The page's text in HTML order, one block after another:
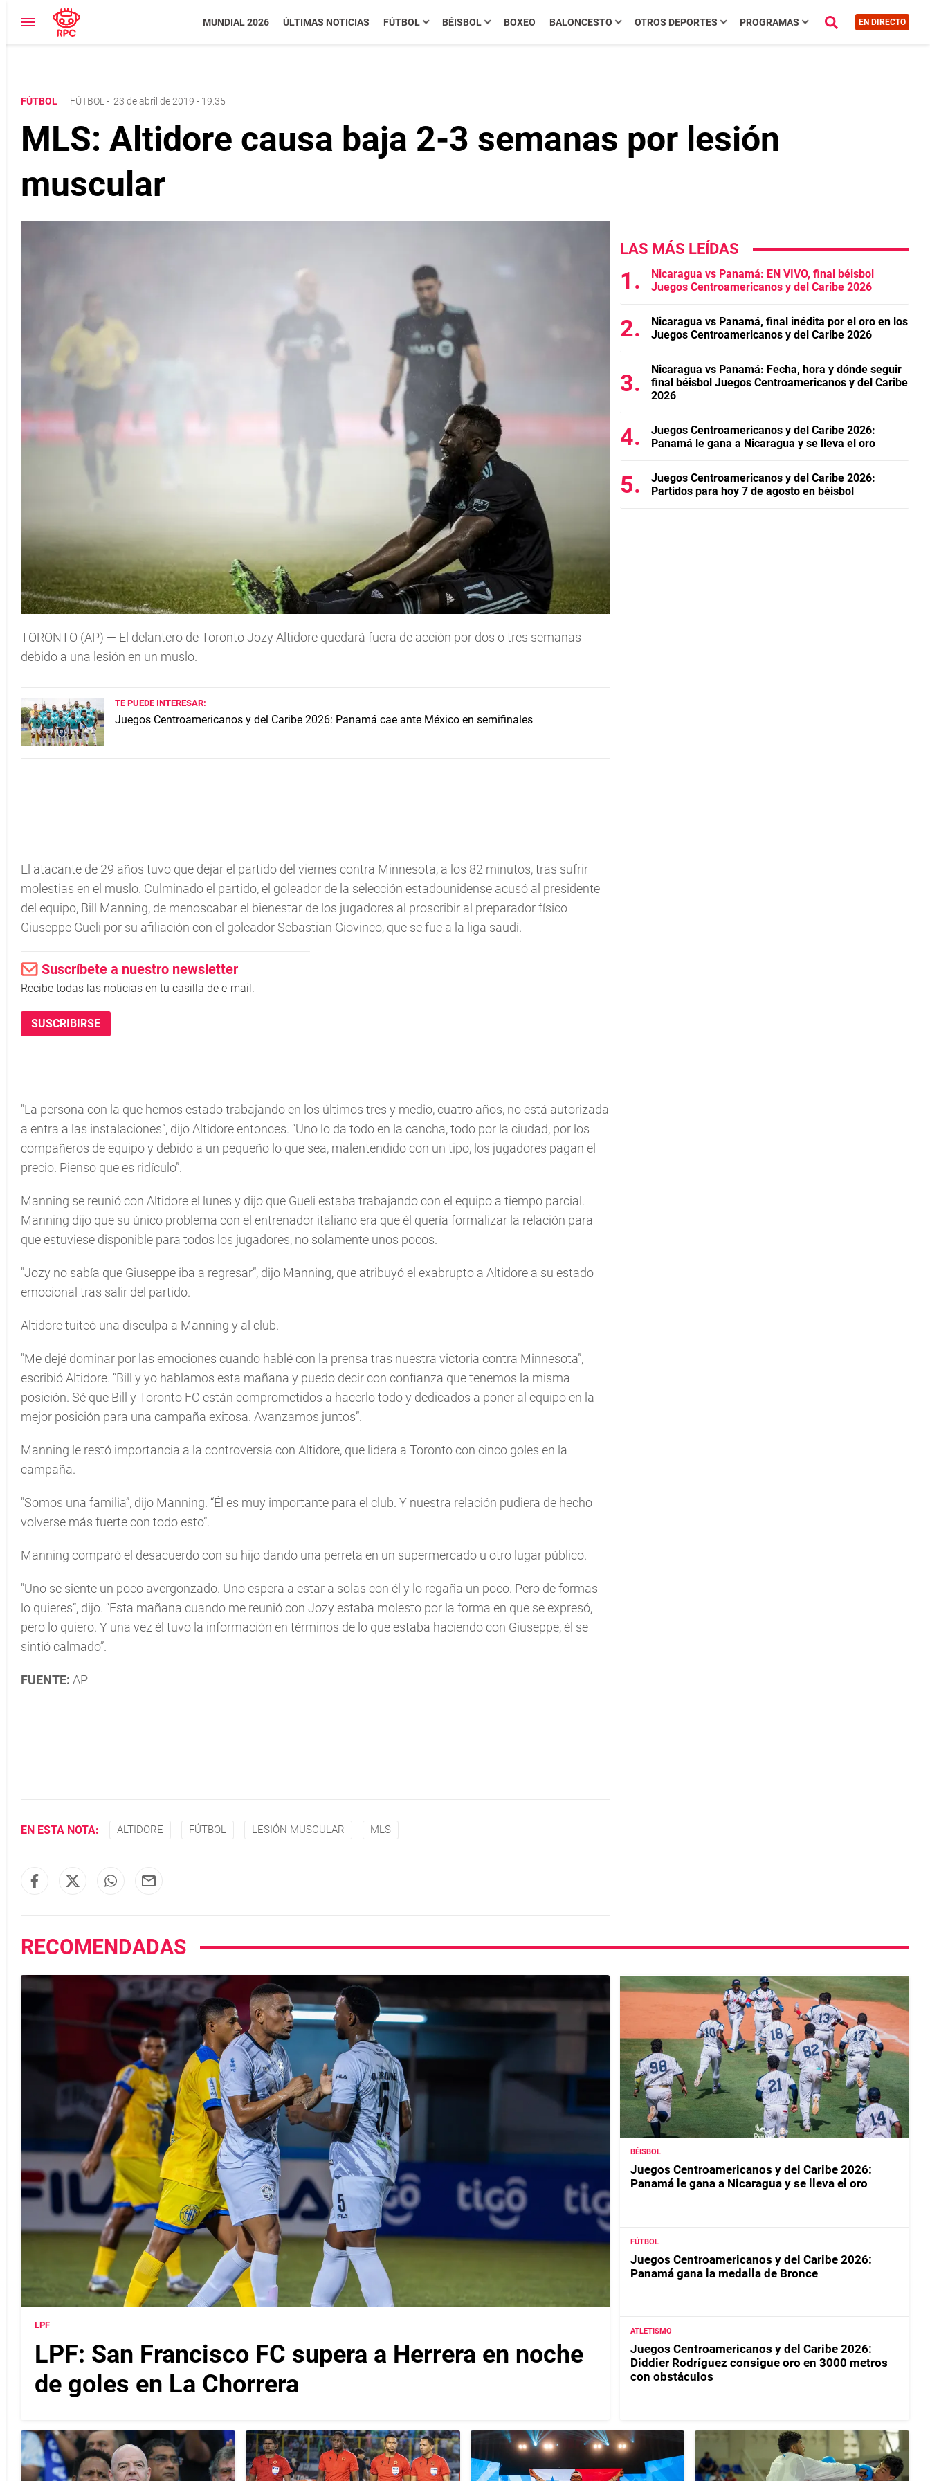
MUNDIAL 2026 ÚLTIMAS NOTICIAS FÚTBOL BÉISBOL BOXEO BALONCESTO OTROS DEPORTES PROGRAMAS EN DIRECTO
FÚTBOL FÚTBOL - 23 de abril de 2019 - 19:35
MLS: Altidore causa baja 2-3 semanas por lesión
muscular
TORONTO (AP) — El delantero de Toronto Jozy Altidore quedará fuera de acción por dos o tres semanas
debido a una lesión en un muslo.
TE PUEDE INTERESAR:
Juegos Centroamericanos y del Caribe 2026: Panamá cae ante México en semifinales
El atacante de 29 años tuvo que dejar el partido del viernes contra Minnesota, a los 82 minutos, tras sufrir
molestias en el muslo. Culminado el partido, el goleador de la selección estadounidense acusó al presidente
del equipo, Bill Manning, de menoscabar el bienestar de los jugadores al proscribir al preparador físico
Giuseppe Gueli por su afiliación con el goleador Sebastian Giovinco, que se fue a la liga saudí.
Suscríbete a nuestro newsletter
Recibe todas las noticias en tu casilla de e-mail.
SUSCRIBIRSE
"La persona con la que hemos estado trabajando en los últimos tres y medio, cuatro años, no está autorizada
a entra a las instalaciones”, dijo Altidore entonces. “Uno lo da todo en la cancha, todo por la ciudad, por los
compañeros de equipo y debido a un pequeño lo que sea, malentendido con un tipo, los jugadores pagan el
precio. Pienso que es ridículo”.
Manning se reunió con Altidore el lunes y dijo que Gueli estaba trabajando con el equipo a tiempo parcial.
Manning dijo que su único problema con el entrenador italiano era que él quería formalizar la relación para
que estuviese disponible para todos los jugadores, no solamente unos pocos.
"Jozy no sabía que Giuseppe iba a regresar”, dijo Manning, que atribuyó el exabrupto a Altidore a su estado
emocional tras salir del partido.
Altidore tuiteó una disculpa a Manning y al club.
"Me dejé dominar por las emociones cuando hablé con la prensa tras nuestra victoria contra Minnesota”,
escribió Altidore. “Bill y yo hablamos esta mañana y puedo decir con confianza que tenemos la misma
posición. Sé que Bill y Toronto FC están comprometidos a hacerlo todo y dedicados a poner al equipo en la
mejor posición para una campaña exitosa. Avanzamos juntos”.
Manning le restó importancia a la controversia con Altidore, que lidera a Toronto con cinco goles en la
campaña.
"Somos una familia”, dijo Manning. “Él es muy importante para el club. Y nuestra relación pudiera de hecho
volverse más fuerte con todo esto”.
Manning comparó el desacuerdo con su hijo dando una perreta en un supermercado u otro lugar público.
"Uno se siente un poco avergonzado. Uno espera a estar a solas con él y lo regaña un poco. Pero de formas
lo quieres”, dijo. “Esta mañana cuando me reunió con Jozy estaba molesto por la forma en que se expresó,
pero lo quiero. Y una vez él tuvo la información en términos de lo que estaba haciendo con Giuseppe, él se
sintió calmado”.
FUENTE: AP
EN ESTA NOTA: ALTIDORE FÚTBOL LESIÓN MUSCULAR MLS
LAS MÁS LEÍDAS
Nicaragua vs Panamá: EN VIVO, final béisbol
Juegos Centroamericanos y del Caribe 2026
Nicaragua vs Panamá, final inédita por el oro en los
Juegos Centroamericanos y del Caribe 2026
Nicaragua vs Panamá: Fecha, hora y dónde seguir
final béisbol Juegos Centroamericanos y del Caribe
2026
Juegos Centroamericanos y del Caribe 2026:
Panamá le gana a Nicaragua y se lleva el oro
Juegos Centroamericanos y del Caribe 2026:
Partidos para hoy 7 de agosto en béisbol
RECOMENDADAS
LPF
LPF: San Francisco FC supera a Herrera en noche
de goles en La Chorrera
BÉISBOL
Juegos Centroamericanos y del Caribe 2026:
Panamá le gana a Nicaragua y se lleva el oro
FÚTBOL
Juegos Centroamericanos y del Caribe 2026:
Panamá gana la medalla de Bronce
ATLETISMO
Juegos Centroamericanos y del Caribe 2026:
Diddier Rodríguez consigue oro en 3000 metros
con obstáculos